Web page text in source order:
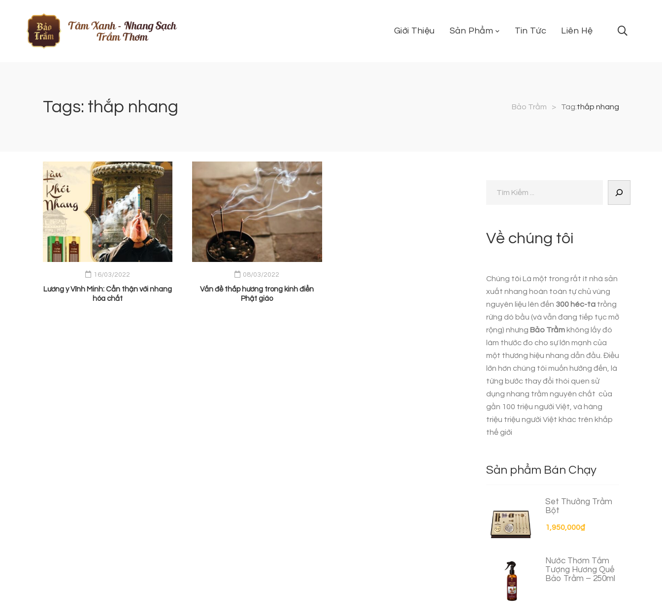
Giới Thiệu Sản Phẩm Tin Tức Liên Hệ
Tags: thắp nhang Bảo Trầm > Tag:thắp nhang
16/03/2022
Lương y Vĩnh Minh: Cẩn thận với nhang
hóa chất
08/03/2022
Vấn đề thắp hương trong kinh điển
Phật giáo
Về chúng tôi
Chúng tôi Là một trong rất ít nhà sản
xuất nhang hoàn toàn tự chủ vùng
nguyên liệu lên đến 300 héc-ta trồng
rừng dó bầu (và vẫn đang tiếp tục mở
rộng) nhưng Bảo Trầm không lấy đó
làm thước đo cho sự lớn mạnh của
một thương hiệu nhang dẫn đầu. Điều
lớn hơn chúng tôi muốn hướng đến, là
từng bước thay đổi thói quen sử
dụng nhang trầm nguyên chất của
gần 100 triệu người Việt, và hàng
triệu triệu người Việt khác trên khắp
thế giới
Sản phẩm Bán Chạy
Set Thưởng Trầm
Bột
1,950,000₫
Nước Thơm Tắm
Tượng Hương Quế
Bảo Trầm – 250ml